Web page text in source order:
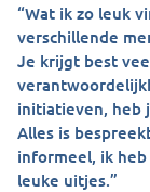
“Wat ik zo leuk
verschillende
Je krijgt best
initiatieven, heb
Alles is
informeel, ik heb
leuke uitjes.”